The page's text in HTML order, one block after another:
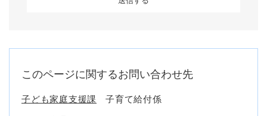
このページに関するお問い合わせ先
子ども家庭支援課 子育て給付係